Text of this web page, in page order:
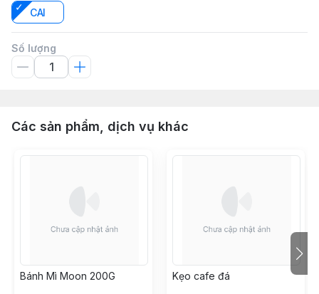
CAI
Số lượng
Các sản phẩm, dịch vụ khác
Bánh Mì Moon 200G Kẹo cafe đá